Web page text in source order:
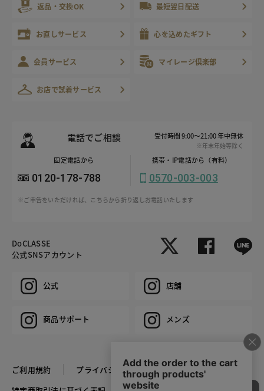
返品・交換OK 最短翌日配送
お直しサービス 心を込めたギフト
会員サービス マイレージ倶楽部
お店で試着サービス
電話でご相談 受付時間 9:00～21:00 年中無休
※年末年始等除く
固定電話から
0120-178-788
携帯・IP電話から（有料）
0570-003-003
※ご申告をいただければ、こちらから折り返しお電話いたします
DoCLASSE
公式SNSアカウント
公式 店舗
商品サポート メンズ
ご利用規約
プライバシーポリシー